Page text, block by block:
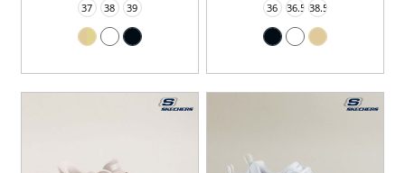
37 38 39 36 36.5 38.5